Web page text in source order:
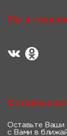
Мы в
Остались
Оставьте Ваши
с Вами в